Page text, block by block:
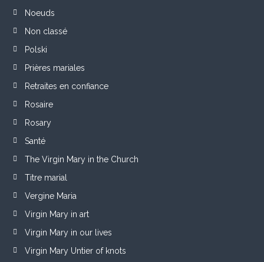
Noeuds
Non classé
Polski
Prières mariales
Retraites en confiance
Rosaire
Rosary
Santé
The Virgin Mary in the Church
Titre marial
Vergine Maria
Virgin Mary in art
Virgin Mary in our lives
Virgin Mary Untier of knots